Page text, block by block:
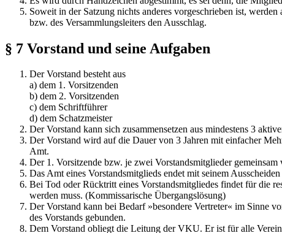
Soweit in der Satzung nichts anderes vorgeschrieben ist,
bzw. des Versammlungsleiters den Ausschlag.
§ 7 Vorstand und seine Aufgaben
Der Vorstand besteht aus
a) dem 1. Vorsitzenden
b) dem 2. Vorsitzenden
c) dem Schriftführer
d) dem Schatzmeister
Der Vorstand kann sich zusammensetzen aus mindestens 3
Der Vorstand wird auf die Dauer von 3 Jahren mit einfacher
Amt.
Der 1. Vorsitzende bzw. je zwei Vorstandsmitglieder
Das Amt eines Vorstandsmitglieds endet mit seinem
Bei Tod oder Rücktritt eines Vorstandsmitgliedes findet für die
werden muss. (Kommissarische Übergangslösung)
Der Vorstand kann bei Bedarf »besondere Vertreter« im Sinne
des Vorstands gebunden.
Dem Vorstand obliegt die Leitung der VKU. Er ist für alle